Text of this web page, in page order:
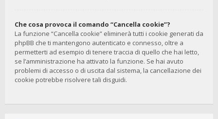
Che cosa provoca il comando “Cancella cookie”?
La funzione “Cancella cookie” eliminerà tutti i cookie generati da
phpBB che ti mantengono autenticato e connesso, oltre a
permetterti ad esempio di tenere traccia di quello che hai letto,
se l’amministrazione ha attivato la funzione. Se hai avuto
problemi di accesso o di uscita dal sistema, la cancellazione dei
cookie potrebbe risolvere tali disguidi.